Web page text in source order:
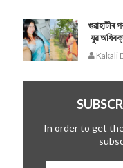
গুৱাহাটীৰ
যুৱ
Kakali
In order to get